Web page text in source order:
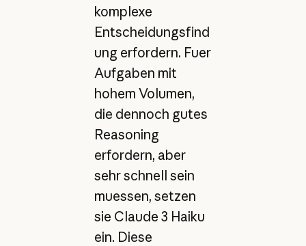
komplexe
Entscheidungsfind
ung erfordern. Fuer
Aufgaben mit
hohem Volumen,
die dennoch gutes
Reasoning
erfordern, aber
sehr schnell sein
muessen, setzen
sie Claude 3 Haiku
ein. Diese